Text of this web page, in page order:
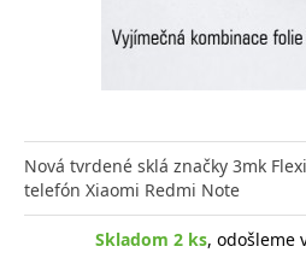
Nová tvrdené sklá značky 3mk
telefón Xiaomi Redmi Note
Skladom 2 ks, odošleme